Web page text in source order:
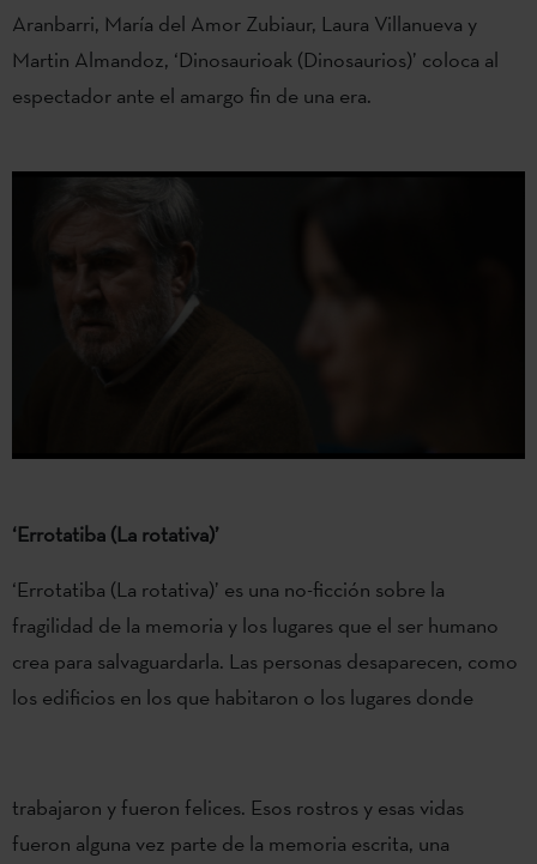
Aranbarri, María del Amor Zubiaur, Laura Villanueva y
Martin Almandoz, ‘Dinosaurioak (Dinosaurios)’ coloca al
espectador ante el amargo fin de una era.
‘Errotatiba (La rotativa)’
‘Errotatiba (La rotativa)’ es una no-ficción sobre la
fragilidad de la memoria y los lugares que el ser humano
crea para salvaguardarla. Las personas desaparecen, como
los edificios en los que habitaron o los lugares donde
trabajaron y fueron felices. Esos rostros y esas vidas
fueron alguna vez parte de la memoria escrita, una